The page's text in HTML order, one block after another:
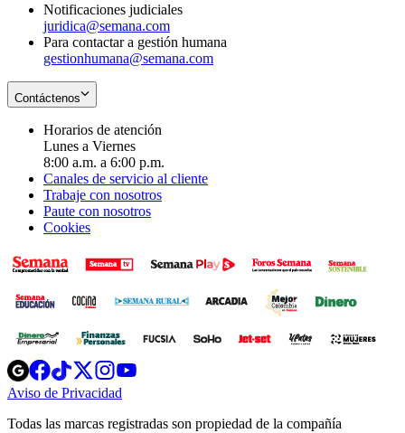
Notificaciones judiciales
juridica@semana.com
Para contactar a gestión humana
gestionhumana@semana.com
Contáctenos
Horarios de atención
Lunes a Viernes
8:00 a.m. a 6:00 p.m.
Canales de servicio al cliente
Trabaje con nosotros
Paute con nosotros
Cookies
Opens
in
new
Opens
in
new
Opens
in
new
window
Opens
new
windowwindow
Aviso de Privacidad
new
Todas las marcas registradas son propiedad de la compañía